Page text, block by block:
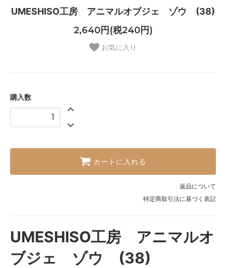
UMESHISO工房 アニマルオブジェ ゾウ (38)
2,640円(税240円)
お気に入り
購入数
カートに入れる
返品について
特定商取引法に基づく表記
UMESHISO工房 アニマルオ
ブジェ ゾウ (38)